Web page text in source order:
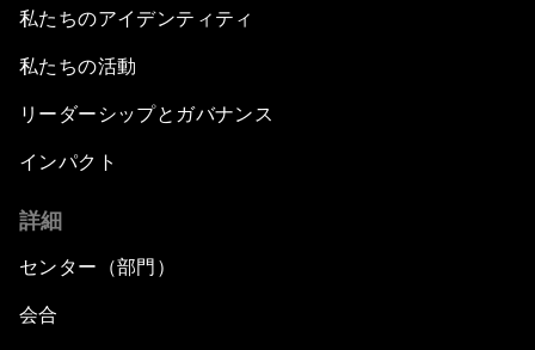
私たちのアイデンティティ
私たちの活動
リーダーシップとガバナンス
インパクト
詳細
センター（部門）
会合